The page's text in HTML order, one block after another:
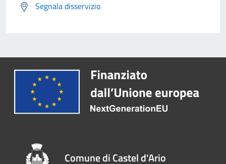
Segnala disservizio
Comune di Castel d'Ario